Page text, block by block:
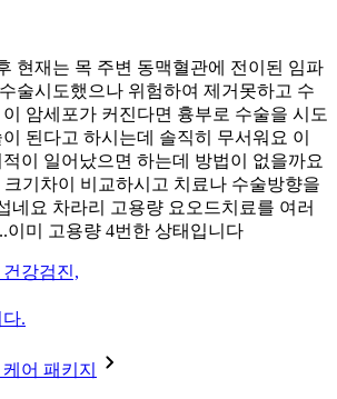
현재는 목 주변 동맥혈관에 전이된 임파
술시도했으나 위험하여 제거못하고 수
암세포가 커진다면 흉부로 수술을 시도
된다고 하시는데 솔직히 무서워요 이
이 일어났으면 하는데 방법이 없을까요
기차이 비교하시고 치료나 수술방향을
네요 차라리 고용량 요오드치료를 여러
이미 고용량 4번한 상태입니다
강검진,
.
어 패키지